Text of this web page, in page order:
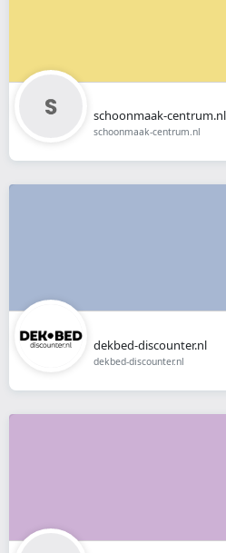
schoonmaak-
schoonmaak-centrum.nl
dekbed-discounter.nl
dekbed-discounter.nl